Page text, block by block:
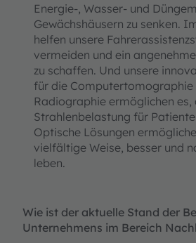
Energie-, Wasser- und
Gewächshäusern zu senken.
helfen unsere
vermeiden und ein
zu schaffen. Und unsere
für die
Radiographie ermöglichen es,
Strahlenbelastung für
Optische Lösungen
vielfältige Weise, besser und
leben.
Wie ist der aktuelle Stand der
Unternehmens im Bereich